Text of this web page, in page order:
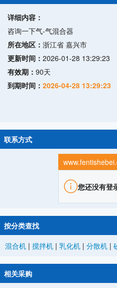
详细内容：
咨询一下气-气混合器
所在地区： 浙江省 嘉兴市
更新时间： 2026-01-28 13:29:23
有效期： 90天
到期时间： 2026-04-28 13:29:23
联系方式
您还没有登
按分类查找
混合机 | 搅拌机 | 乳化机 | 分散机 |
相关采购